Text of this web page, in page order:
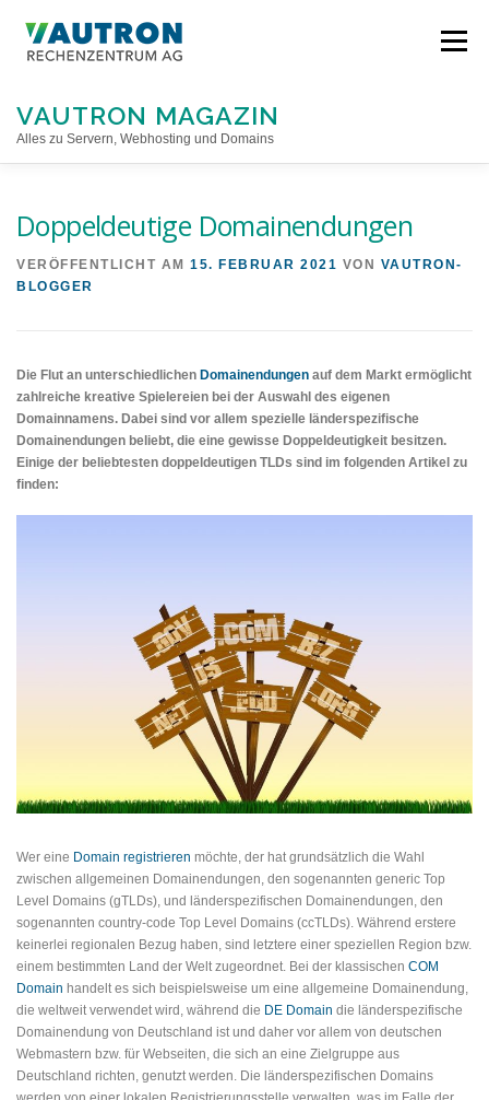
Inhalt
VAUTRON MAGAZIN
Alles zu Servern, Webhosting und Domains
Menü
Doppeldeutige Domainendungen
VERÖFFENTLICHT AM 15. FEBRUAR 2021 VON VAUTRON-
BLOGGER
Die Flut an unterschiedlichen Domainendungen auf dem Markt ermöglicht
zahlreiche kreative Spielereien bei der Auswahl des eigenen
Domainnamens. Dabei sind vor allem spezielle länderspezifische
Domainendungen beliebt, die eine gewisse Doppeldeutigkeit besitzen.
Einige der beliebtesten doppeldeutigen TLDs sind im folgenden Artikel zu
finden:
Wer eine Domain registrieren möchte, der hat grundsätzlich die Wahl
zwischen allgemeinen Domainendungen, den sogenannten generic Top
Level Domains (gTLDs), und länderspezifischen Domainendungen, den
sogenannten country-code Top Level Domains (ccTLDs). Während erstere
keinerlei regionalen Bezug haben, sind letztere einer speziellen Region bzw.
einem bestimmten Land der Welt zugeordnet. Bei der klassischen COM
Domain handelt es sich beispielsweise um eine allgemeine Domainendung,
die weltweit verwendet wird, während die DE Domain die länderspezifische
Domainendung von Deutschland ist und daher vor allem von deutschen
Webmastern bzw. für Webseiten, die sich an eine Zielgruppe aus
Deutschland richten, genutzt werden. Die länderspezifischen Domains